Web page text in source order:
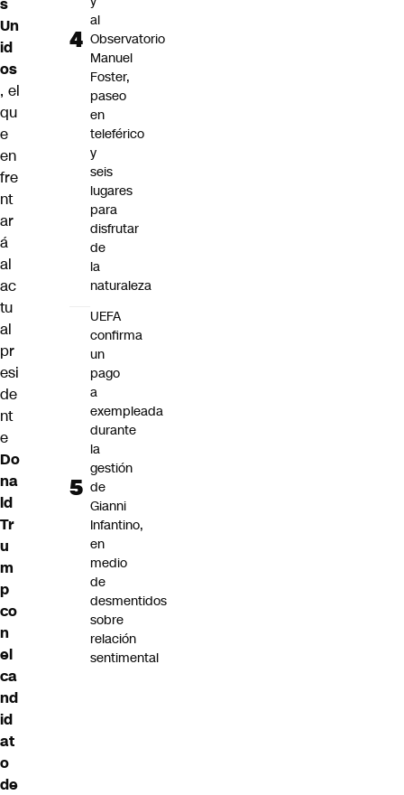
Un
id
os
, el
qu
e
en
fre
nt
ar
á
al
ac
tu
al
pr
esi
de
nt
e
Do
na
ld
Tr
u
m
p
co
n
el
ca
nd
id
at
o
de
al
Observatorio
Manuel
Foster,
paseo
en
teleférico
y
seis
lugares
para
disfrutar
de
la
naturaleza
UEFA
confirma
un
pago
a
exempleada
durante
la
gestión
de
Gianni
Infantino,
en
medio
de
desmentidos
sobre
relación
sentimental